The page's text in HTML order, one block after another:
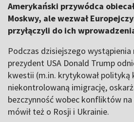
Amerykański przywódca
Moskwy, ale wezwał
przyłączyli do ich
Podczas dzisiejszego
prezydent USA Donald Trump
kwestii (m.in. krytykował polityką
niekontrolowaną imigrację,
bezczynność wobec konfliktów
mówił też o Rosji i Ukrainie.